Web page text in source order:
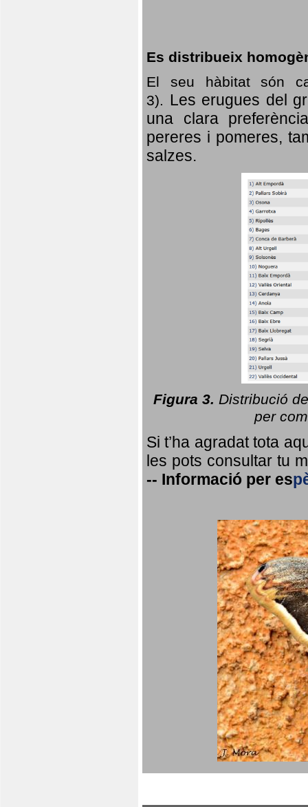
Es distribueix
El seu hàbitat són
3). Les erugues del
una clara
pereres i pomeres,
salzes.
Figura 3. Distribució
per
Si t’ha agradat tota
les pots consultar tu
-- Informació per es